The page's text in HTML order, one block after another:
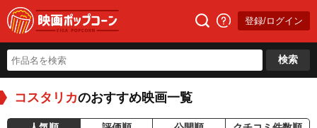
登録/ログイン
検索
コスタリカのおすすめ映画一覧